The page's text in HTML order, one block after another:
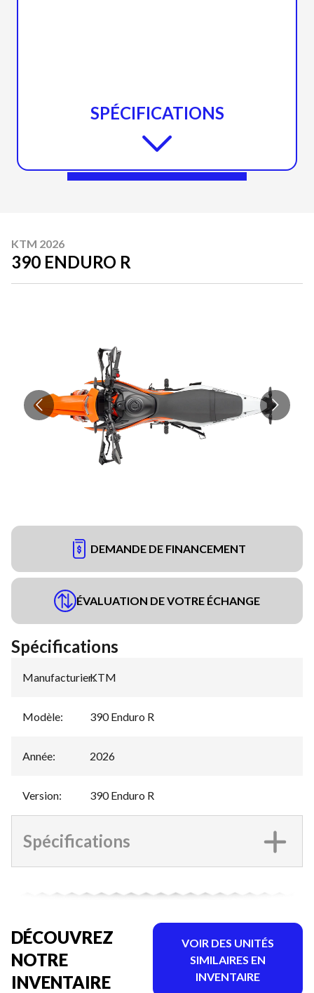
SPÉCIFICATIONS
KTM 2026
390 ENDURO R
DEMANDE DE FINANCEMENT
ÉVALUATION DE VOTRE ÉCHANGE
Spécifications
Manufacturier:
KTM
Modèle: 390 Enduro R
Année: 2026
Version: 390 Enduro R
Spécifications
DÉCOUVREZ
NOTRE
INVENTAIRE
VOIR DES UNITÉS
SIMILAIRES EN
INVENTAIRE